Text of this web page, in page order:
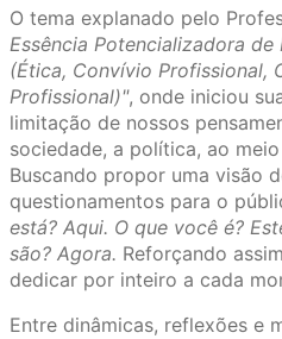
O tema explanado pelo
Essência Potencializadora
(Ética, Convívio Profissional,
Profissional)", onde iniciou
limitação de nossos
sociedade, a política, ao
Buscando propor uma visão
questionamentos para o
está? Aqui. O que você é?
são? Agora. Reforçando
dedicar por inteiro a cada
Entre dinâmicas, reflexões e